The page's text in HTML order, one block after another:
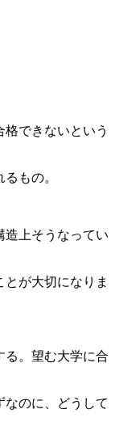
できないという
もの。
造上そうなってい
が大切になりま
る。望む大学に合
なのに、どうして